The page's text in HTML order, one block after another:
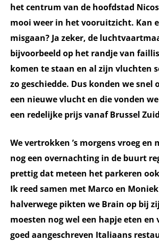
het centrum van de hoofdstad
mooi weer in het vooruitzicht. Kan
misgaan? Ja zeker, de
bijvoorbeeld op het randje van
komen te staan en al zijn vluchten
zo geschiedde. Dus konden we snel
een nieuwe vlucht en die vonden
een redelijke prijs vanaf Brussel
We vertrokken ’s morgens vroeg en
nog een overnachting in de buurt
prettig dat meteen het parkeren
Ik reed samen met Marco en
halverwege pikten we Brain op bij
moesten nog wel een hapje eten en
goed aangeschreven Italiaans